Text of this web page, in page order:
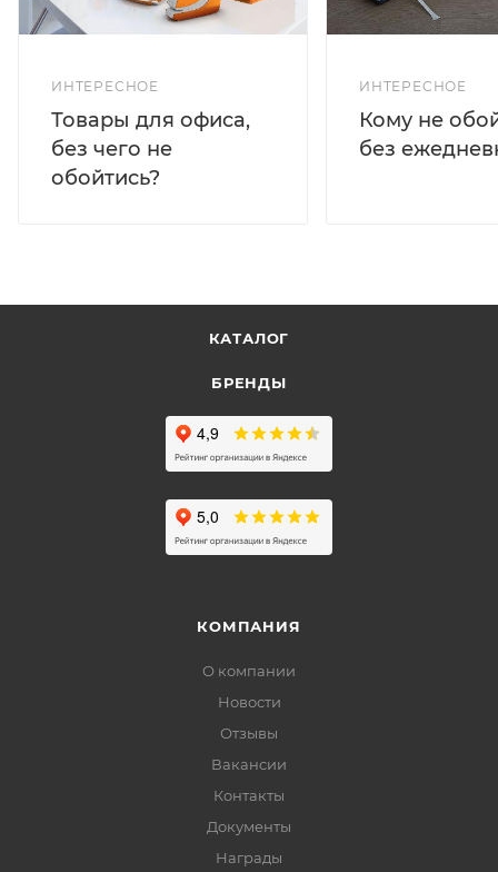
ИНТЕРЕСНОЕ
Товары для офиса,
без чего не
обойтись?
ИНТЕРЕСНОЕ
Кому не
без
КАТАЛОГ
БРЕНДЫ
КОМПАНИЯ
О компании
Новости
Отзывы
Вакансии
Контакты
Документы
Награды